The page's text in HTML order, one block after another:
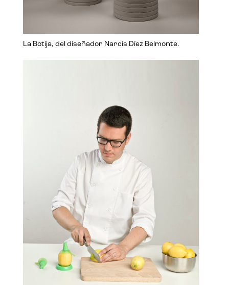
La Botija, del diseñador Narcís Díez Belmonte.